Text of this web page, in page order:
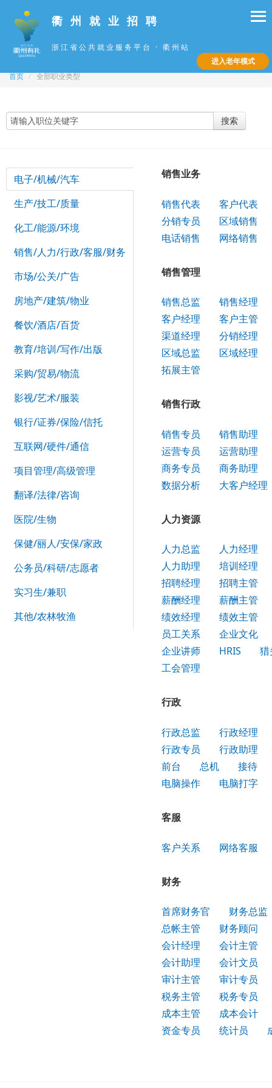
衢 州 就 业 招 聘
浙江省公共就业服务平台 · 衢州站
进入老年模式
首页 / 全部职业类型
搜索
电子/机械/汽车
生产/技工/质量
化工/能源/环境
销售/人力/行政/客服/财务
市场/公关/广告
房地产/建筑/物业
餐饮/酒店/百货
教育/培训/写作/出版
采购/贸易/物流
影视/艺术/服装
银行/证券/保险/信托
互联网/硬件/通信
项目管理/高级管理
翻译/法律/咨询
医院/生物
保健/丽人/安保/家政
公务员/科研/志愿者
实习生/兼职
其他/农林牧渔
销售业务
销售代表
客户代表
分销专员
区域销售
电话销售
网络销售
销售管理
销售总监
销售经理
客户经理
客户主管
渠道经理
分销经理
区域总监
区域经理
拓展主管
销售行政
销售专员
销售助理
运营专员
运营助理
商务专员
商务助理
数据分析
大客户经理
人力资源
人力总监
人力经理
人力助理
培训经理
招聘经理
招聘主管
薪酬经理
薪酬主管
绩效经理
绩效主管
员工关系
企业文化
企业讲师
HRIS
猎
工会管理
行政
行政总监
行政经理
行政专员
行政助理
前台
总机
接待
电脑操作
电脑打字
客服
客户关系 网络客服
财务
首席财务官
财务总监
总帐主管
财务顾问
会计经理
会计主管
会计助理
会计文员
审计主管
审计专员
税务主管
税务专员
成本主管
成本会计
资金专员
统计员